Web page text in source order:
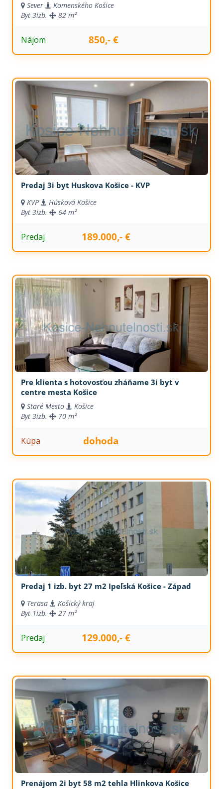
Sever
Komenského Košice
Byt 3izb. 82 m²
Nájom 850,- €
Predaj 3i byt Huskova Košice - KVP
KVP
Húsková Košice
Byt 3izb. 64 m²
Predaj 189.000,- €
Pre klienta s hotovosťou zháňame 3i byt v
centre mesta Košice
Staré Mesto
Košice
Byt 3izb. 70 m²
Kúpa dohoda
Predaj 1 izb. byt 27 m2 Ipeľská Košice - Západ
Terasa
Košický kraj
Byt 1izb. 27 m²
Predaj 129.000,- €
Prenájom 2i byt 58 m2 tehla Hlinkova Košice